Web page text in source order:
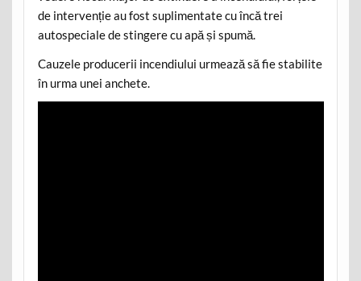
de intervenție au fost suplimentate cu încă trei
autospeciale de stingere cu apă și spumă.
Cauzele producerii incendiului urmează să fie stabilite
în urma unei anchete.